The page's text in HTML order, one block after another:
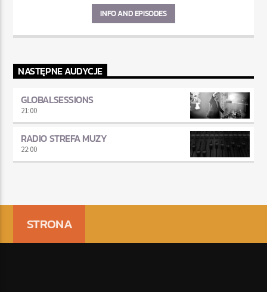
INFO AND EPISODES
NASTĘPNE AUDYCJE
GLOBALSESSIONS
21:00
RADIO STREFA MUZY
22:00
STRONA